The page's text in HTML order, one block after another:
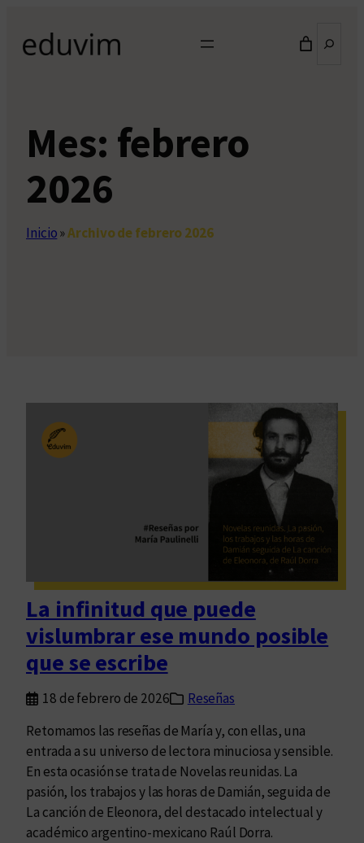
contenido
Mes: febrero
2026
Inicio»Archivo de febrero 2026
La infinitud que puede
vislumbrar ese mundo posible
que se escribe
18 de febrero de 2026
Reseñas
Retomamos las reseñas de María y, con ellas, una
entrada a su universo de lectora minuciosa y sensible.
En esta ocasión se trata de Novelas reunidas. La
pasión, los trabajos y las horas de Damián, seguida de
La canción de Eleonora, del destacado intelectual y
académico argentino-mexicano Raúl Dorra.